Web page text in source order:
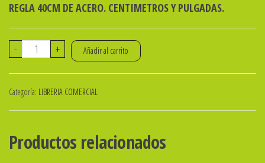
REGLA 40CM DE ACERO. CENTIMETROS Y PULGADAS.
-
REGLA
40
Cm
cantidad
+ Añadir al carrito
Categoría: LIBRERIA COMERCIAL
Productos relacionados